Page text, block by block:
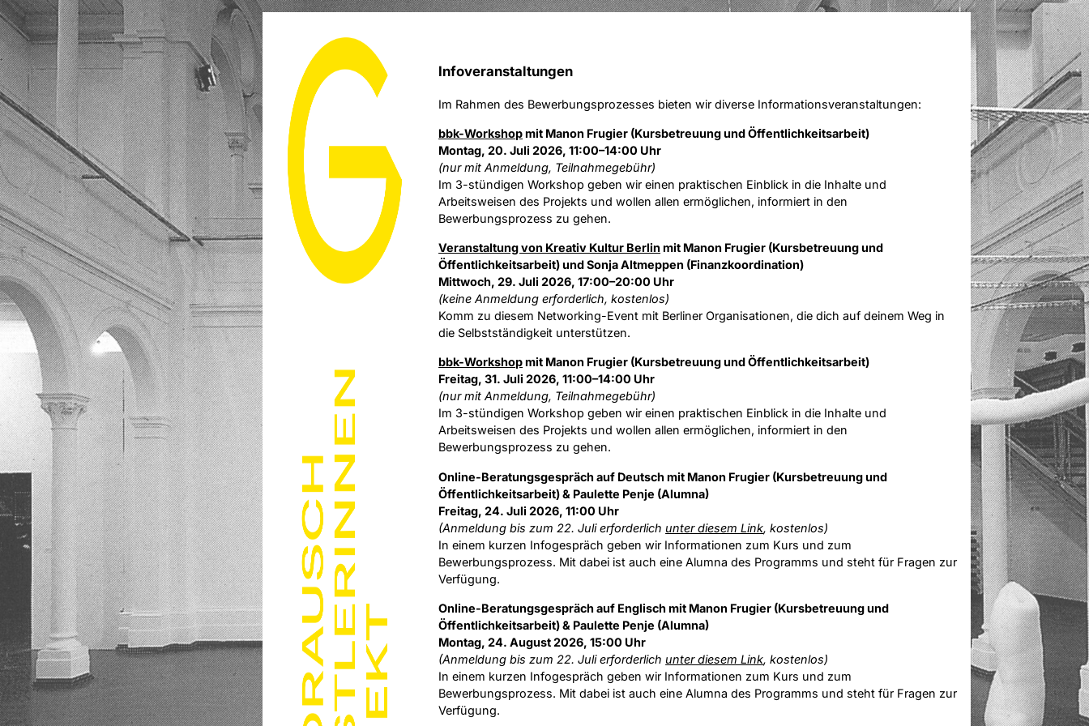
Infoveranstaltungen
Im Rahmen des Bewerbungsprozesses bieten wir diverse Informationsveranstaltungen:
bbk-Workshopmit Manon Frugier (Kursbetreuung und Öffentlichkeitsarbeit)
Montag, 20. Juli 2026, 11:00–14:00 Uhr
(nur mit Anmeldung, Teilnahmegebühr)
Im 3-stündigen Workshop geben wir einen praktischen Einblick in die Inhalte und
Arbeitsweisen des Projekts und wollen allen ermöglichen, informiert in den
Bewerbungsprozess zu gehen.
Veranstaltung von Kreativ Kultur Berlin mit Manon Frugier (Kursbetreuung und
Öffentlichkeitsarbeit) und Sonja Altmeppen (Finanzkoordination)
Mittwoch, 29. Juli 2026, 17:00–20:00 Uhr
(keine Anmeldung erforderlich, kostenlos)
Komm zu diesem Networking-Event mit Berliner Organisationen, die dich auf deinem Weg in
die Selbstständigkeit unterstützen.
bbk-Workshopmit Manon Frugier (Kursbetreuung und Öffentlichkeitsarbeit)
Freitag, 31. Juli 2026, 11:00–14:00 Uhr
(nur mit Anmeldung, Teilnahmegebühr)
Im 3-stündigen Workshop geben wir einen praktischen Einblick in die Inhalte und
Arbeitsweisen des Projekts und wollen allen ermöglichen, informiert in den
Bewerbungsprozess zu gehen.
Online-Beratungsgespräch auf Deutsch mit Manon Frugier (Kursbetreuung und
Öffentlichkeitsarbeit) & Paulette Penje (Alumna)
Freitag, 24. Juli 2026, 11:00 Uhr
(Anmeldung bis zum 22. Juli erforderlich unter diesem Link, kostenlos)
In einem kurzen Infogespräch geben wir Informationen zum Kurs und zum
Bewerbungsprozess. Mit dabei ist auch eine Alumna des Programms und steht für Fragen zur
Verfügung.
Online-Beratungsgespräch auf Englisch mit Manon Frugier (Kursbetreuung und
Öffentlichkeitsarbeit) & Paulette Penje (Alumna)
Montag, 24. August 2026, 15:00 Uhr
(Anmeldung bis zum 22. Juli erforderlich unter diesem Link, kostenlos)
In einem kurzen Infogespräch geben wir Informationen zum Kurs und zum
Bewerbungsprozess. Mit dabei ist auch eine Alumna des Programms und steht für Fragen zur
Verfügung.